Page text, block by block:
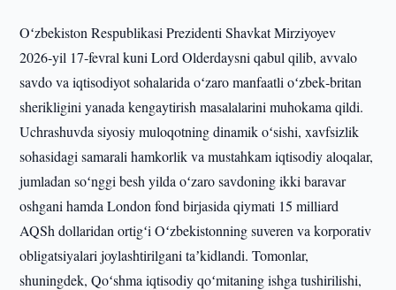
Oʻzbekiston Respublikasi Prezidenti Shavkat Mirziyoyev
2026‑yil 17‑fevral kuni Lord Olderdaysni qabul qilib, avvalo
savdo va iqtisodiyot sohalarida oʻzaro manfaatli oʻzbek‑britan
sherikligini yanada kengaytirish masalalarini muhokama qildi.
Uchrashuvda siyosiy muloqotning dinamik oʻsishi, xavfsizlik
sohasidagi samarali hamkorlik va mustahkam iqtisodiy aloqalar,
jumladan soʻnggi besh yilda oʻzaro savdoning ikki baravar
oshgani hamda London fond birjasida qiymati 15 milliard
AQSh dollaridan ortigʻi Oʻzbekistonning suveren va korporativ
obligatsiyalari joylashtirilgani taʼkidlandi. Tomonlar,
shuningdek, Qoʻshma iqtisodiy qoʻmitaning ishga tushirilishi,